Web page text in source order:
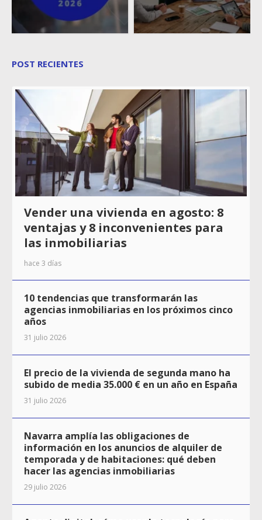
POST RECIENTES
Vender una vivienda en agosto: 8
ventajas y 8 inconvenientes para
las inmobiliarias
hace 3 días
10 tendencias que transformarán las
agencias inmobiliarias en los próximos cinco
años
31 julio 2026
El precio de la vivienda de segunda mano ha
subido de media 35.000 € en un año en España
31 julio 2026
Navarra amplía las obligaciones de
información en los anuncios de alquiler de
temporada y de habitaciones: qué deben
hacer las agencias inmobiliarias
29 julio 2026